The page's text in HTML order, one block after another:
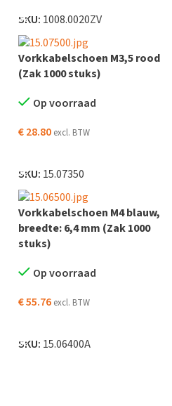
SKU: 1008.0020ZV
Vorkkabelschoen M3,5 rood
(Zak 1000 stuks)
Op voorraad
€28.80 excl. BTW
SKU: 15.07350
Vorkkabelschoen M4 blauw,
breedte: 6,4 mm (Zak 1000
stuks)
Op voorraad
€55.76 excl. BTW
SKU: 15.06400A